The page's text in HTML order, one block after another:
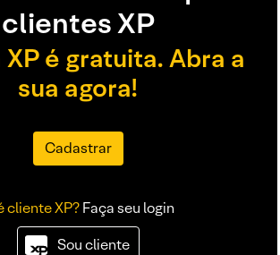
clientes XP
é gratuita. Abra a
sua agora!
Cadastrar
cliente XP?Faça seu login
Sou cliente